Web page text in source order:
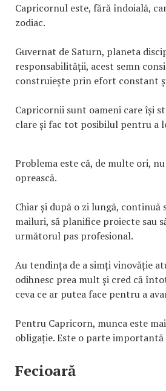
Capricornul este, fără îndoială,
zodiac.
Guvernat de Saturn, planeta
responsabilității, acest semn
construiește prin efort constant
Capricornii sunt oameni care își
clare și fac tot posibilul pentru a
Problema este că, de multe ori,
oprească.
Chiar și după o zi lungă, continuă
mailuri, să planifice proiecte sau
următorul pas profesional.
Au tendința de a simți vinovăție
odihnesc prea mult și cred că
ceva ce ar putea face pentru a
Pentru Capricorn, munca este
obligație. Este o parte
Fecioară